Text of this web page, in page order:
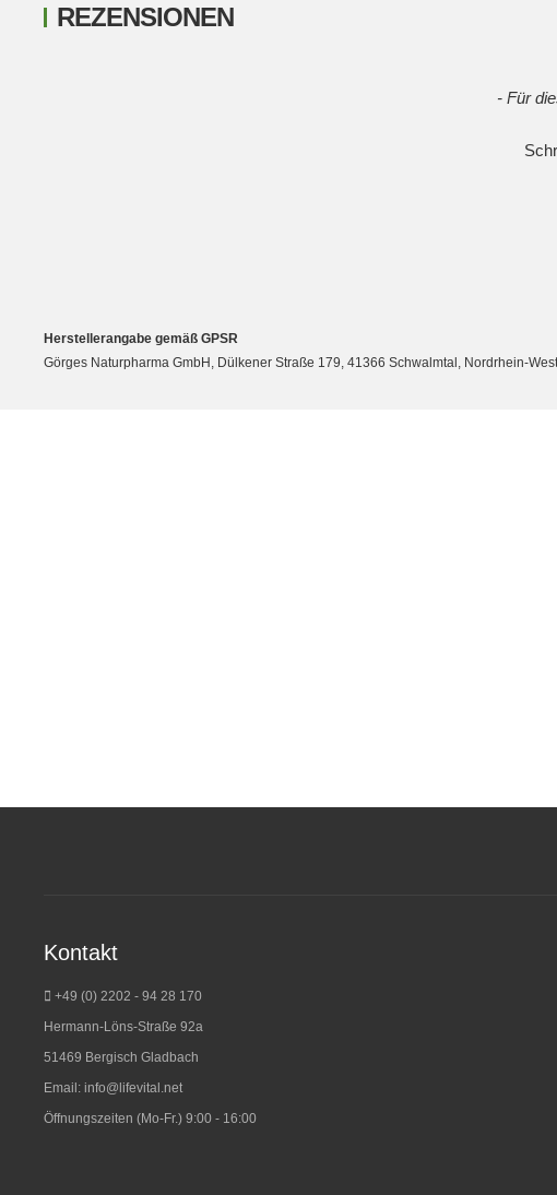
REZENSIONEN
- Für
Herstellerangabe gemäß GPSR
Görges Naturpharma GmbH, Dülkener Straße 179, 41366 Schwalmtal, Nordrhein-
Kontakt
+49 (0) 2202 - 94 28 170
Hermann-Löns-Straße 92a
51469 Bergisch Gladbach
Email: info@lifevital.net
Öffnungszeiten (Mo-Fr.) 9:00 - 16:00